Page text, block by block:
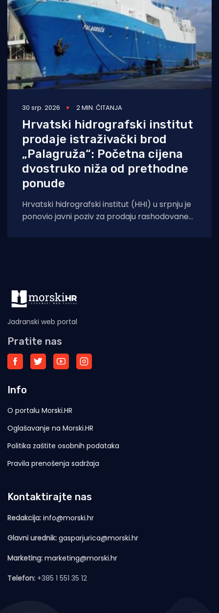
30 srp. 2026 2 MIN. ČITANJA
Hrvatski hidrografski institut
prodaje istraživački brod
„Palagruža“: Početna cijena
dvostruko niža od prethodne
ponude
Hrvatski hidrografski institut (HHI) u srpnju je
ponovio javni poziv za prodaju rashodovane
Jadranski web portal
Pratite nas
Info
O portalu Morski.HR
Oglašavanje na Morski.HR
Politika zaštite osobnih podataka
Pravila prenošenja sadržaja
Kontaktirajte nas
Redakcija: info@morski.hr
Glavni urednik: gasparjurica@morski.hr
Marketing: marketing@morski.hr
Telefon: +385 1 551 35 12